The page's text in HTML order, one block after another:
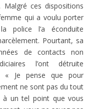
Malgré ces dispositions
qui a voulu porter
police l’a éconduite
Pourtant, sa
de contacts non
l’ont détruite
« Je pense que pour
ne sont pas du tout
à un tel point que vous